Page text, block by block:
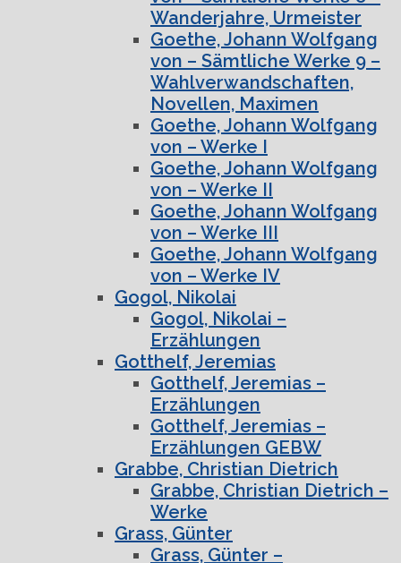
Wanderjahre, Urmeister
Goethe, Johann Wolfgang
von – Sämtliche Werke 9 –
Wahlverwandschaften,
Novellen, Maximen
Goethe, Johann Wolfgang
von – Werke I
Goethe, Johann Wolfgang
von – Werke II
Goethe, Johann Wolfgang
von – Werke III
Goethe, Johann Wolfgang
von – Werke IV
Gogol, Nikolai
Gogol, Nikolai –
Erzählungen
Gotthelf, Jeremias
Gotthelf, Jeremias –
Erzählungen
Gotthelf, Jeremias –
Erzählungen GEBW
Grabbe, Christian Dietrich
Grabbe, Christian Dietrich –
Werke
Grass, Günter
Grass, Günter –